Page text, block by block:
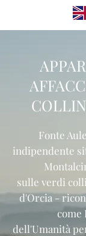
Fonte
indipendente
sulle verdi
d'Orcia -
come
dell'Umanità